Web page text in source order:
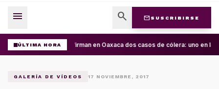
menu search mail SUSCRIBIRSE
ÚLTIMA HORAConfirman en Oaxaca dos casos de cólera: uno en la
GALERÍA DE VÍDEOS 17 NOVIEMBRE, 2017